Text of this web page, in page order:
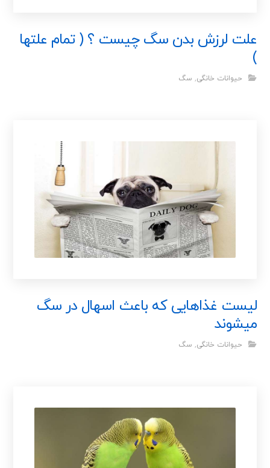
علت لرزش بدن سگ چیست ؟ ( تمام علتها
)
حیوانات خانگی, سگ
لیست غذاهایی که باعث اسهال در سگ
میشوند
حیوانات خانگی, سگ